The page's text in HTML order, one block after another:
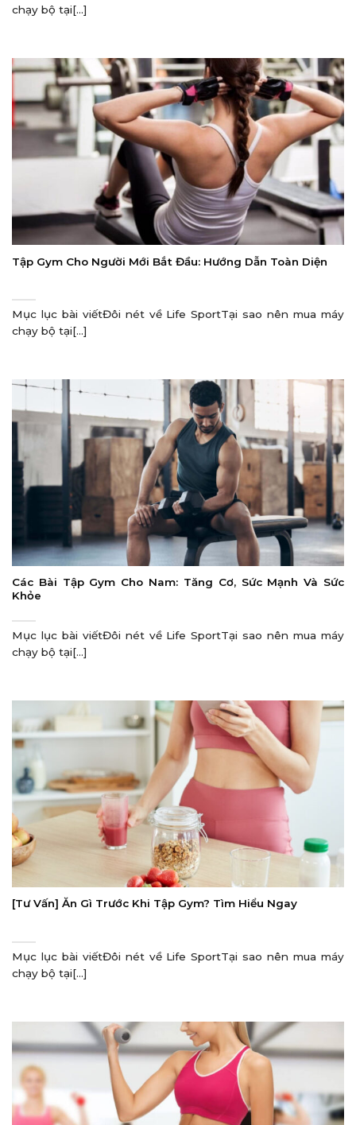
chạy bộ tại[...]
Tập Gym Cho Người Mới Bắt Đầu: Hướng Dẫn Toàn Diện
Mục lục bài viếtĐôi nét về Life SportTại sao nên mua máy
chạy bộ tại[...]
Các Bài Tập Gym Cho Nam: Tăng Cơ, Sức Mạnh Và Sức
Khỏe
Mục lục bài viếtĐôi nét về Life SportTại sao nên mua máy
chạy bộ tại[...]
[Tư Vấn] Ăn Gì Trước Khi Tập Gym? Tìm Hiểu Ngay
Mục lục bài viếtĐôi nét về Life SportTại sao nên mua máy
chạy bộ tại[...]